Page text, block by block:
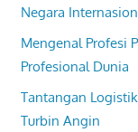
Negara
Mengenal Profesi
Profesional Dunia
Tantangan
Turbin Angin